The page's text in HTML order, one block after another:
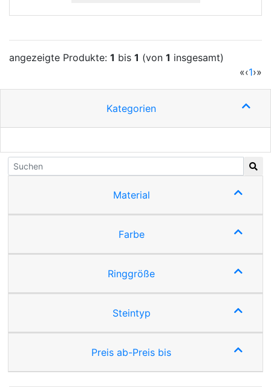
angezeigte Produkte: 1 bis 1 (von 1 insgesamt)
«‹1›»
Kategorien
Material
Farbe
Ringgröße
Steintyp
Preis ab-Preis bis